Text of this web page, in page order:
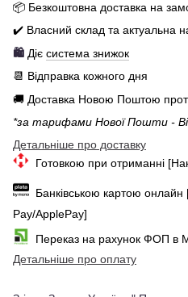
📦 Безкоштовна доставка на
✔️ Власний склад та актуальна
🛍️ Діє система знижок
📆 Відправка кожного дня
🚚 Доставка Новою Поштою
*за тарифами Нової Пошти -
Детальніше про доставку
Готовкою при отриманні
Банківською картою
Pay/ApplePay]
Переказ на рахунок ФОП в
Детальніше про оплату